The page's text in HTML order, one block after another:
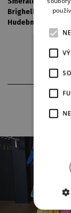
Brighella,
Hudebník: